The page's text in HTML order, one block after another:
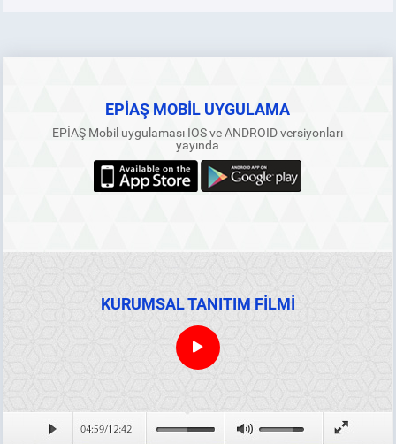
EPİAŞ MOBİL UYGULAMA
EPİAŞ Mobil uygulaması IOS ve ANDROID versiyonları
yayında
KURUMSAL TANITIM FİLMİ